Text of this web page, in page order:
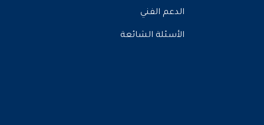
الدعم الفني
الأسئلة الشائعة